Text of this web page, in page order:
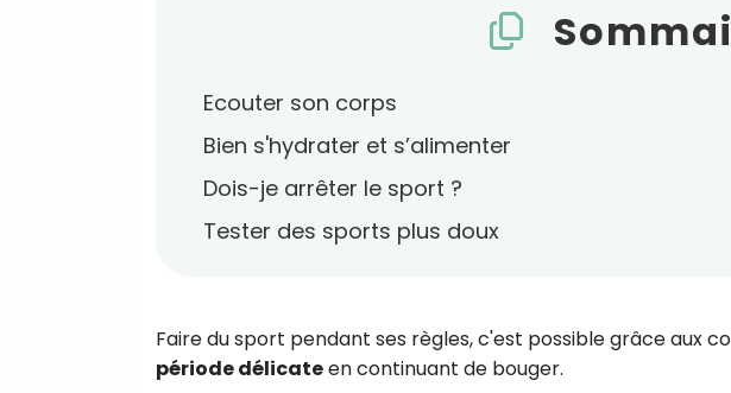
Ecouter son corps
Bien s'hydrater et s’alimenter
Dois-je arrêter le sport ?
Tester des sports plus doux
Faire du sport pendant ses règles, c'est possible grâce aux
période délicateen continuant de bouger.